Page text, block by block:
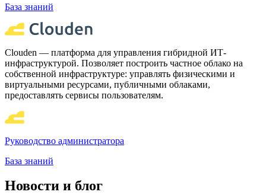
База знаний
Clouden — платформа для управления гибридной ИТ-
инфраструктурой. Позволяет построить частное облако на
собственной инфраструктуре: управлять физическими и
виртуальными ресурсами, публичными облаками,
предоставлять сервисы пользователям.
Руководство администратора
База знаний
Новости и блог